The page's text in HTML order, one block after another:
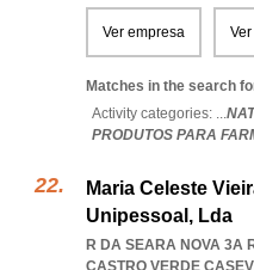
Ver empresa
Matches in the search
Activity categories: ...
PRODUTOS PARA
Maria Celeste
Unipessoal, Lda
R DA SEARA NOVA 3A
CASTRO VERDE